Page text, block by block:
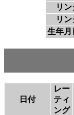
リン
リン
生年月
日付
レー
ティ
ング